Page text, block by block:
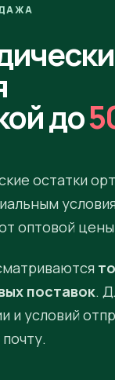
до
остатки
оптовой
поставок.
и условий